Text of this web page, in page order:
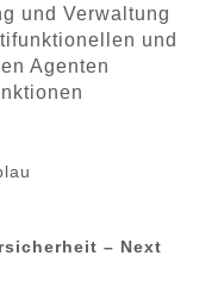
und Verwaltung
und
Agenten
– Next